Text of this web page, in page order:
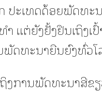
ປະເທດດ້ອຍພັດທະ
າ ແຕ່ຍັງຢັ້ງຢືນເຖິງ
ພັດທະນາຍືນຍົງທົ່ວໂ
ຖິງການພັດທະນາສີຂ